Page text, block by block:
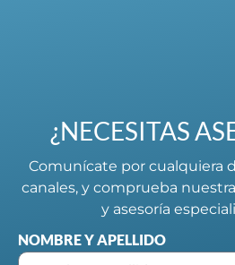
¿NECESITAS
Comunícate por cualquiera
canales, y comprueba
y asesoría
NOMBRE Y APELLIDO